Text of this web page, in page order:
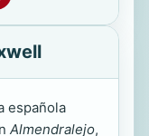
española
Almendralejo,